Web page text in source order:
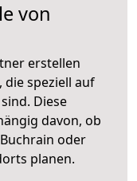
von
erstellen
speziell auf
Diese
davon, ob
oder
planen.